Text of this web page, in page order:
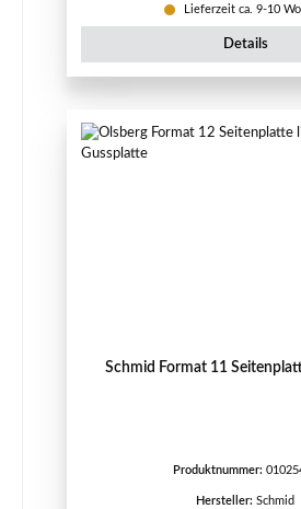
Lieferzeit ca. 9-10
Details
Schmid Format 11
Produktnummer:
Hersteller: Schmid